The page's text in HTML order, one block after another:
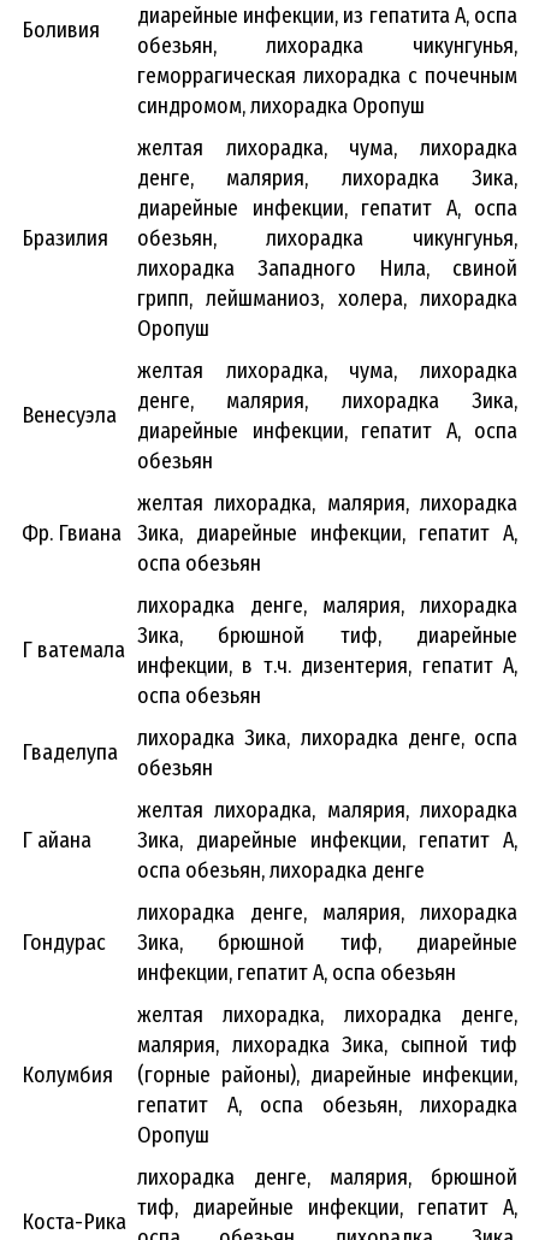
Боливия
диарейные инфекции, из гепатита А, оспа
обезьян, лихорадка чикунгунья,
геморрагическая лихорадка с почечным
синдромом, лихорадка Оропуш
Бразилия
желтая лихорадка, чума, лихорадка
денге, малярия, лихорадка Зика,
диарейные инфекции, гепатит А, оспа
обезьян, лихорадка чикунгунья,
лихорадка Западного Нила, свиной
грипп, лейшманиоз, холера, лихорадка
Оропуш
Венесуэла
желтая лихорадка, чума, лихорадка
денге, малярия, лихорадка Зика,
диарейные инфекции, гепатит А, оспа
обезьян
Фр. Гвиана
желтая лихорадка, малярия, лихорадка
Зика, диарейные инфекции, гепатит А,
оспа обезьян
Г ватемала
лихорадка денге, малярия, лихорадка
Зика, брюшной тиф, диарейные
инфекции, в т.ч. дизентерия, гепатит А,
оспа обезьян
Гваделупа
лихорадка Зика, лихорадка денге, оспа
обезьян
Г айана
желтая лихорадка, малярия, лихорадка
Зика, диарейные инфекции, гепатит А,
оспа обезьян, лихорадка денге
Гондурас
лихорадка денге, малярия, лихорадка
Зика, брюшной тиф, диарейные
инфекции, гепатит А, оспа обезьян
Колумбия
желтая лихорадка, лихорадка денге,
малярия, лихорадка Зика, сыпной тиф
(горные районы), диарейные инфекции,
гепатит А, оспа обезьян, лихорадка
Оропуш
Коста-Рика
лихорадка денге, малярия, брюшной
тиф, диарейные инфекции, гепатит А,